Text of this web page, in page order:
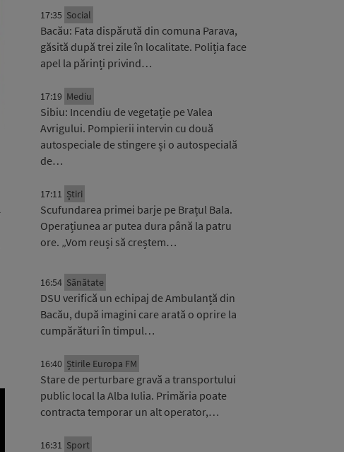
17:35 Social
Bacău: Fata dispărută din comuna Parava,
găsită după trei zile în localitate. Poliția face
apel la părinți privind…
17:19 Mediu
Sibiu: Incendiu de vegetație pe Valea
Avrigului. Pompierii intervin cu două
autospeciale de stingere și o autospecială
de…
17:11 Știri
Scufundarea primei barje pe Brațul Bala.
Operațiunea ar putea dura până la patru
ore. „Vom reuși să creștem…
16:54 Sănătate
DSU verifică un echipaj de Ambulanță din
Bacău, după imagini care arată o oprire la
cumpărături în timpul…
16:40 Știrile Europa FM
Stare de perturbare gravă a transportului
public local la Alba Iulia. Primăria poate
contracta temporar un alt operator,…
16:31 Sport